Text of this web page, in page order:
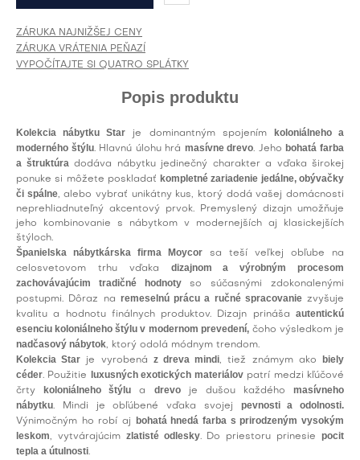
ZÁRUKA NAJNIŽŠEJ CENY
ZÁRUKA VRÁTENIA PEŇAZÍ
VYPOČÍTAJTE SI QUATRO SPLÁTKY
Popis produktu
Kolekcia nábytku Star je dominantným spojením
koloniálneho a
moderného štýlu. Hlavnú úlohu hrá masívne drevo. Jeho bohatá farba
a štruktúradodáva nábytku jedinečný charakter a vďaka širokej
ponuke si môžete poskladať kompletné zariadenie jedálne, obývačky
či spálne, alebo vybrať unikátny kus, ktorý dodá vašej domácnosti
neprehliadnuteľný akcentový prvok. Premyslený dizajn umožňuje
jeho kombinovanie s nábytkom v modernejších aj klasickejších
štýloch.
Španielska nábytkárska firma Moycor sa teší veľkej obľube na
celosvetovom trhu vďaka dizajnom a výrobným procesom
zachovávajúcim tradičné hodnotyso súčasnými zdokonalenými
postupmi. Dôraz na remeselnú prácu a ručné spracovaniezvyšuje
kvalitu a hodnotu finálnych produktov. Dizajn prináša autentickú
esenciu koloniálneho štýlu v modernom prevedení,čoho výsledkom je
nadčasový nábytok, ktorý odolá módnym trendom.
Kolekcia Star je vyrobená z dreva mindi, tiež známym ako
biely
céder. Použitie luxusných exotických materiálovpatrí medzi kľúčové
črty
koloniálneho štýlu a drevoje dušou každého masívneho
nábytku. Mindi je obľúbené vďaka svojej pevnosti a odolnosti.
Výnimočným ho robí aj
bohatá hnedá farba s prirodzeným vysokým
leskom, vytvárajúcim zlatisté odlesky. Do priestoru prinesiepocit
tepla a útulnosti.